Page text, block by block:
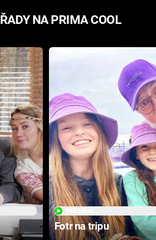
NA PRIMA COOL
Fotr na tripu